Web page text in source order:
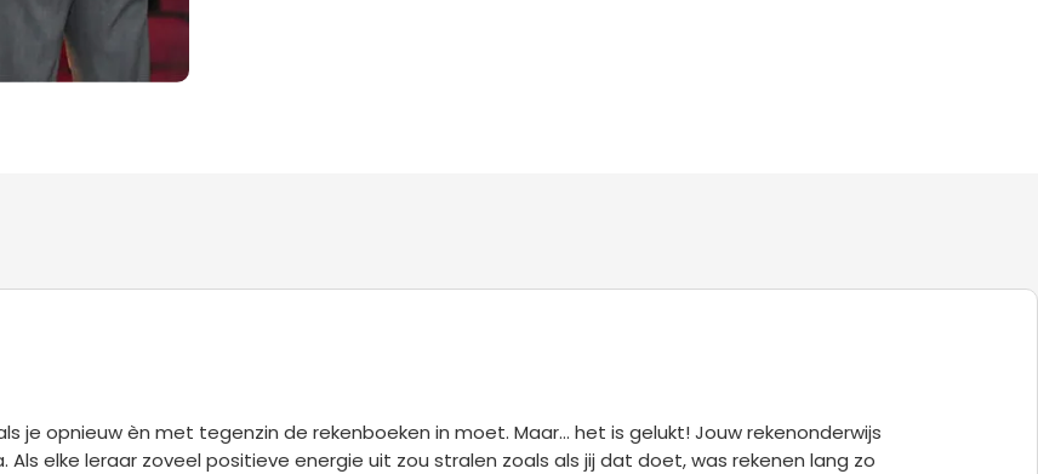
je opnieuw èn met tegenzin de rekenboeken in moet. Maar… het is gelukt! Jouw rekenonderwijs
elke leraar zoveel positieve energie uit zou stralen zoals als jij dat doet, was rekenen lang zo